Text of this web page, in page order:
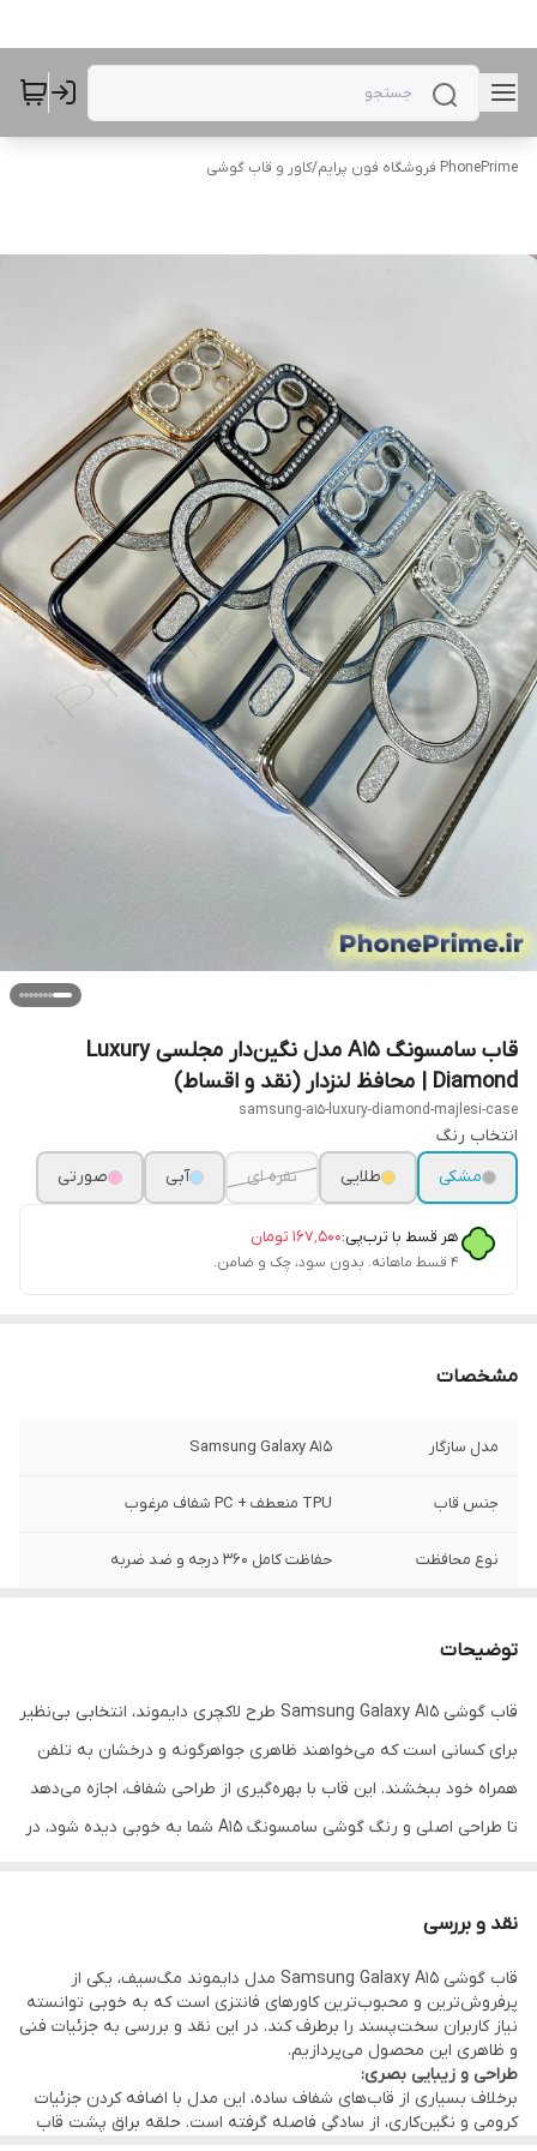
PhonePrime فروشگاه فون پرایم /کاور و قاب گوشی
قاب سامسونگ A15 مدل نگین‌دار مجلسی Luxury
Diamond | محافظ لنزدار (نقد و اقساط)
samsung-a15-luxury-diamond-majlesi-case
انتخاب رنگ
مشکی
طلایی نقره ای آبی صورتی
هر قسط با ترب‌پی:۱۶۷٬۵۰۰ تومان
۴ قسط ماهانه. بدون سود، چک و ضامن.
مشخصات
مدل سازگار Samsung Galaxy A15
جنس قاب TPU منعطف + PC شفاف مرغوب
نوع محافظت حفاظت کامل ۳۶۰ درجه و ضد ضربه
نگین‌کاری شده
ویژگی‌های خاص
پشتیبانی از اکسسوری‌های مگ‌سیف، ضد
زردی، طراحی فوق لاکچری
توضیحات
قاب گوشی Samsung Galaxy A15 طرح لاکچری دایموند، انتخابی بی‌نظیر
برای کسانی است که می‌خواهند ظاهری جواهرگونه و درخشان به تلفن
همراه خود ببخشند. این قاب با بهره‌گیری از طراحی شفاف، اجازه می‌دهد
تا طراحی اصلی و رنگ گوشی سامسونگ A15 شما به خوبی دیده شود، در
محصول به گونه‌ای طراحی شده که همزمان نقش یک محافظ مطمئن و
یک اکسسوری مد روز را ایفا کند.
از نظر امنیت و استقامت، این کاور از ترکیب مواد TPU و پلی‌کربنات
ساخته شده است که در برابر خط و خش و ضربات ناشی از سقوط بسیار
مقاوم است. یکی از بزرگترین مزایای این قاب، محافظ لنز یکپارچه آن
است. دور تا دور حفره‌های دوربین با نگین‌های درخشان پوشانده شده و
نقد و بررسی
قاب گوشی Samsung Galaxy A15 مدل دایموند مگ‌سیف، یکی از
پرفروش‌ترین و محبوب‌ترین کاورهای فانتزی است که به خوبی توانسته
نیاز کاربران سخت‌پسند را برطرف کند. در این نقد و بررسی به جزئیات فنی
و ظاهری این محصول می‌پردازیم.
طراحی و زیبایی بصری:
برخلاف بسیاری از قاب‌های شفاف ساده، این مدل با اضافه کردن جزئیات
کرومی و نگین‌کاری، از سادگی فاصله گرفته است. حلقه براق پشت قاب